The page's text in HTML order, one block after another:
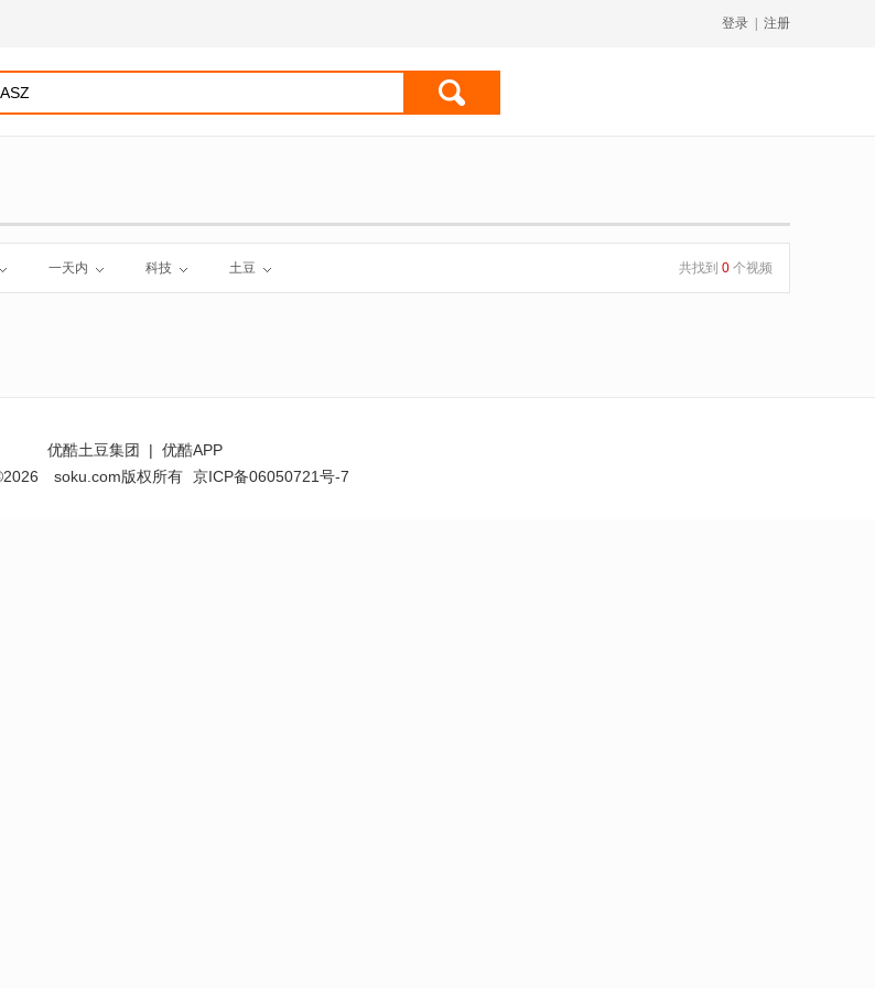
登录 注册
一天内 科技 土豆 共找到 0 个视频
优酷土豆集团 | 优酷APP
soku.com版权所有 京ICP备06050721号-7